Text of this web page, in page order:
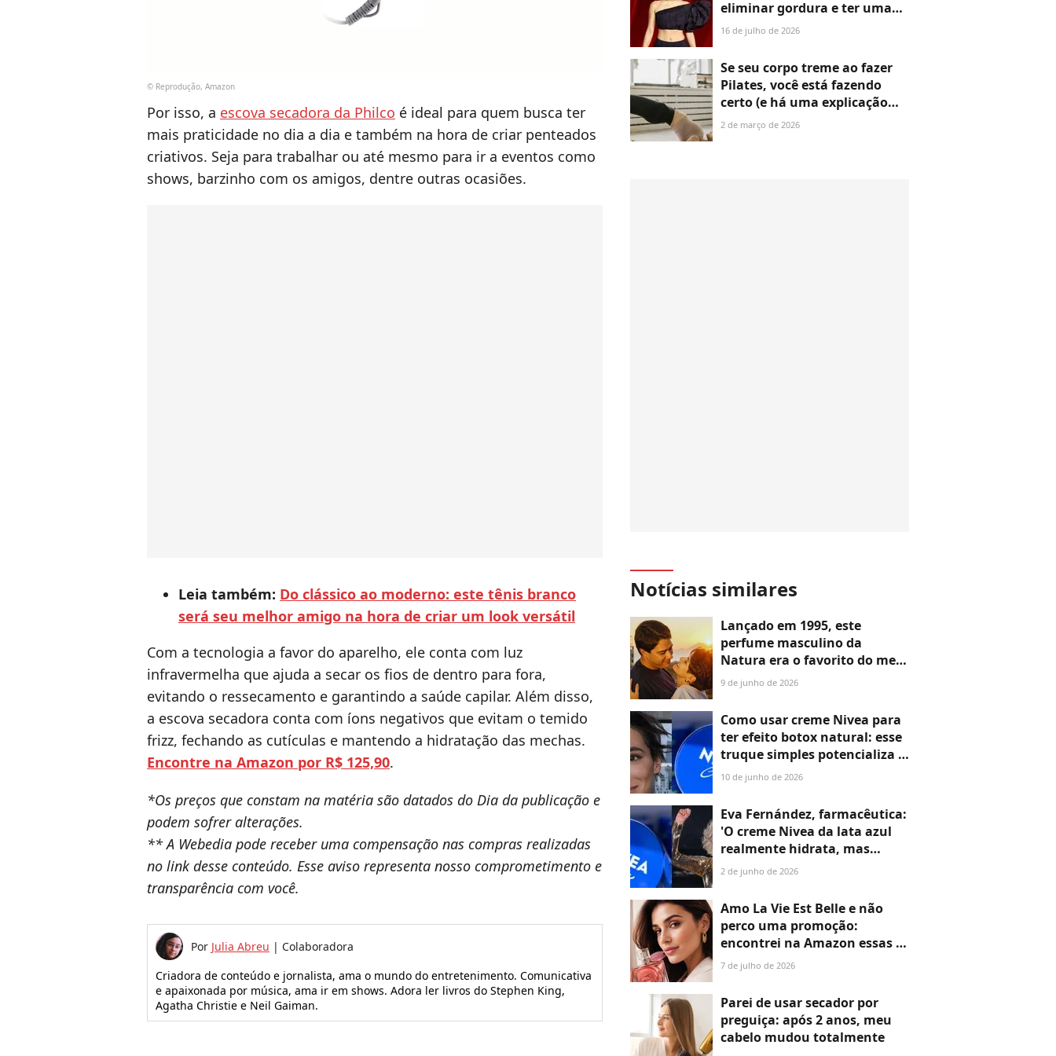
© Reprodução, Amazon
Por isso, a escova secadora da Philco é ideal para quem busca ter
mais praticidade no dia a dia e também na hora de criar penteados
criativos. Seja para trabalhar ou até mesmo para ir a eventos como
shows, barzinho com os amigos, dentre outras ocasiões.
Leia também: Do clássico ao moderno: este tênis branco
será seu melhor amigo na hora de criar um look versátil
Com a tecnologia a favor do aparelho, ele conta com luz
infravermelha que ajuda a secar os fios de dentro para fora,
evitando o ressecamento e garantindo a saúde capilar. Além disso,
a escova secadora conta com íons negativos que evitam o temido
frizz, fechando as cutículas e mantendo a hidratação das mechas.
Encontre na Amazon por R$ 125,90.
*Os preços que constam na matéria são datados do Dia da publicação e
podem sofrer alterações.
** A Webedia pode receber uma compensação nas compras realizadas
no link desse conteúdo. Esse aviso representa nosso comprometimento e
transparência com você.
Por Julia Abreu | Colaboradora
Criadora de conteúdo e jornalista, ama o mundo do entretenimento. Comunicativa
e apaixonada por música, ama ir em shows. Adora ler livros do Stephen King,
Agatha Christie e Neil Gaiman.
eliminar gordura e ter uma
barriga lisa: você pode fazer
16 de julho de 2026
Se seu corpo treme ao fazer
Pilates, você está fazendo
certo (e há uma explicação
científica para essa reação)
2 de março de 2026
Notícias similares
Lançado em 1995, este
perfume masculino da
Natura era o favorito do meu
pai por ser intenso e
o usa no inverno até hoje
9 de junho de 2026
Como usar creme Nivea para
ter efeito botox natural: esse
truque simples potencializa a
fórmula
10 de junho de 2026
Eva Fernández, farmacêutica:
'O creme Nivea da lata azul
realmente hidrata, mas
porque é um creme
uma película que impede a
perda de água'
2 de junho de 2026
Amo La Vie Est Belle e não
perco uma promoção:
encontrei na Amazon essas 5
versões do perfume hit da
quase 50%
7 de julho de 2026
Parei de usar secador por
preguiça: após 2 anos, meu
cabelo mudou totalmente